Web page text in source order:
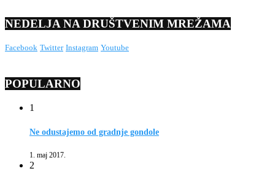
NEDELJA NA DRUŠTVENIM MREŽAMA
Facebook Twitter Instagram Youtube
POPULARNO
1
Ne odustajemo od gradnje gondole
1. maj 2017.
2